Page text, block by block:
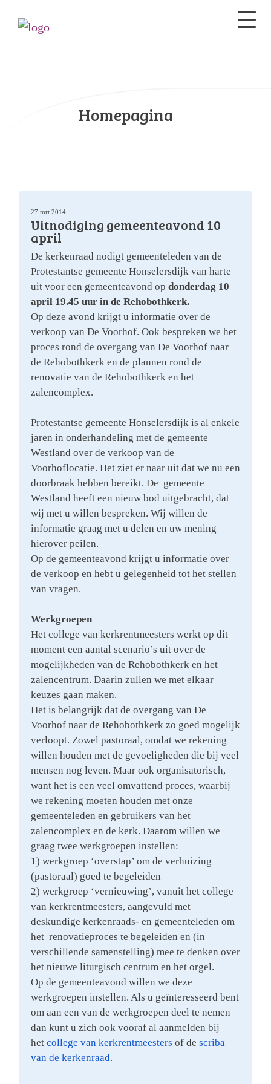
Homepagina
27 mrt 2014
Uitnodiging gemeenteavond 10
april
De kerkenraad nodigt gemeenteleden van de
Protestantse gemeente Honselersdijk van harte
uit voor een gemeenteavond op donderdag 10
april 19.45 uur in de Rehobothkerk.
Op deze avond krijgt u informatie over de
verkoop van De Voorhof. Ook bespreken we het
proces rond de overgang van De Voorhof naar
de Rehobothkerk en de plannen rond de
renovatie van de Rehobothkerk en het
zalencomplex.
Protestantse gemeente Honselersdijk is al enkele
jaren in onderhandeling met de gemeente
Westland over de verkoop van de
Voorhoflocatie. Het ziet er naar uit dat we nu een
doorbraak hebben bereikt. De gemeente
Westland heeft een nieuw bod uitgebracht, dat
wij met u willen bespreken. Wij willen de
informatie graag met u delen en uw mening
hierover peilen.
Op de gemeenteavond krijgt u informatie over
de verkoop en hebt u gelegenheid tot het stellen
van vragen.
Werkgroepen
Het college van kerkrentmeesters werkt op dit
moment een aantal scenario’s uit over de
mogelijkheden van de Rehobothkerk en het
zalencentrum. Daarin zullen we met elkaar
keuzes gaan maken.
Het is belangrijk dat de overgang van De
Voorhof naar de Rehobothkerk zo goed mogelijk
verloopt. Zowel pastoraal, omdat we rekening
willen houden met de gevoeligheden die bij veel
mensen nog leven. Maar ook organisatorisch,
want het is een veel omvattend proces, waarbij
we rekening moeten houden met onze
gemeenteleden en gebruikers van het
zalencomplex en de kerk. Daarom willen we
graag twee werkgroepen instellen:
1) werkgroep ‘overstap’ om de verhuizing
(pastoraal) goed te begeleiden
2) werkgroep ‘vernieuwing’, vanuit het college
van kerkrentmeesters, aangevuld met
deskundige kerkenraads- en gemeenteleden om
het renovatieproces te begeleiden en (in
verschillende samenstelling) mee te denken over
het nieuwe liturgisch centrum en het orgel.
Op de gemeenteavond willen we deze
werkgroepen instellen. Als u geïnteresseerd bent
om aan een van de werkgroepen deel te nemen
dan kunt u zich ook vooraf al aanmelden bij
het college van kerkrentmeesters of de scriba
van de kerkenraad.